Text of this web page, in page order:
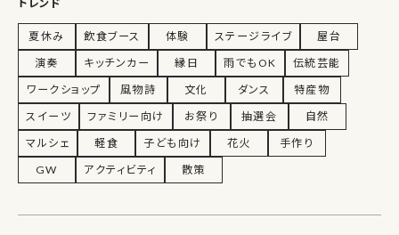
トレンド
夏休み 飲食ブース 体験 ステージライブ
屋台
演奏
キッチンカー 縁日 雨でもOK
伝統芸能
ワークショップ
風物詩 文化 ダンス
特産物
スイーツ
ファミリー向け お祭り 抽選会
自然
マルシェ
軽食 子ども向け 花火
手作り
GW
アクティビティ 散策